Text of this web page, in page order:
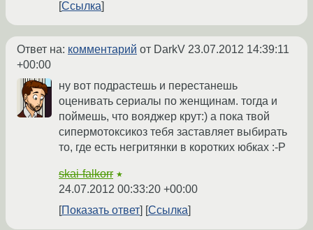
Ссылка
Ответ на: комментарий от DarkV 23.07.2012 14:39:11
+00:00
ну вот подрастешь и перестанешь
оценивать сериалы по женщинам. тогда и
поймешь, что вояджер крут:) а пока твой
сипермотоксикоз тебя заставляет выбирать
то, где есть негритянки в коротких юбках :-Р
skai-falkorr ★
24.07.2012 00:33:20 +00:00
Показать ответ
Ссылка